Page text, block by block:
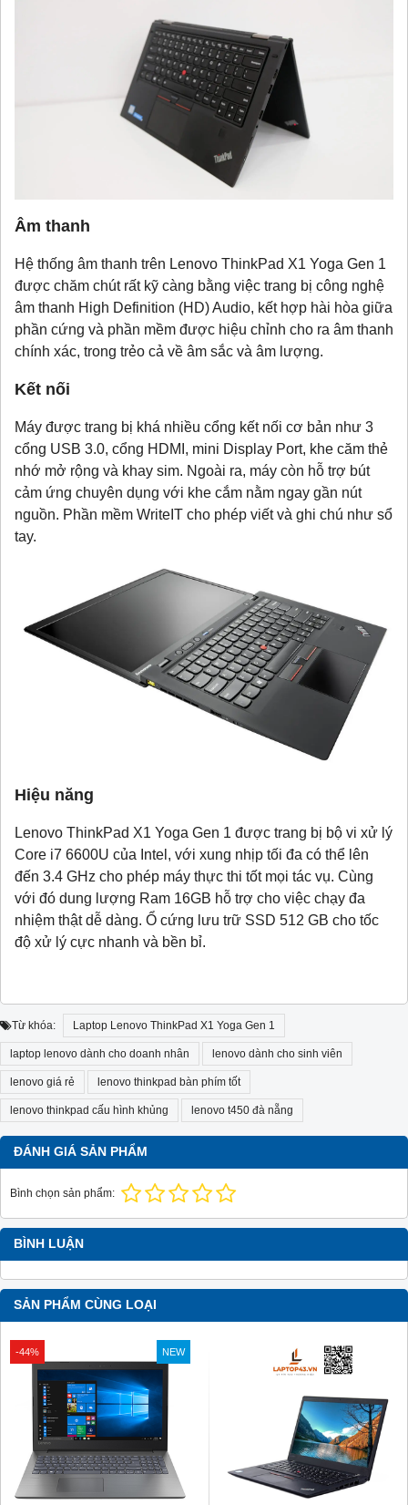
Âm thanh
Hệ thống âm thanh trên Lenovo ThinkPad X1 Yoga Gen 1
được chăm chút rất kỹ càng bằng việc trang bị công nghệ
âm thanh High Definition (HD) Audio, kết hợp hài hòa giữa
phần cứng và phần mềm được hiệu chỉnh cho ra âm thanh
chính xác, trong trẻo cả về âm sắc và âm lượng.
Kết nối
Máy được trang bị khá nhiều cổng kết nối cơ bản như 3
cổng USB 3.0, cổng HDMI, mini Display Port, khe căm thẻ
nhớ mở rộng và khay sim. Ngoài ra, máy còn hỗ trợ bút
cảm ứng chuyên dụng với khe cắm nằm ngay gần nút
nguồn. Phần mềm WriteIT cho phép viết và ghi chú như sổ
tay.
Hiệu năng
Lenovo ThinkPad X1 Yoga Gen 1 được trang bị bộ vi xử lý
Core i7 6600U của Intel, với xung nhịp tối đa có thể lên
đến 3.4 GHz cho phép máy thực thi tốt mọi tác vụ. Cùng
với đó dung lượng Ram 16GB hỗ trợ cho việc chạy đa
nhiệm thật dễ dàng. Ổ cứng lưu trữ SSD 512 GB cho tốc
độ xử lý cực nhanh và bền bỉ.
Từ khóa: Laptop Lenovo ThinkPad X1 Yoga Gen 1
laptop lenovo dành cho doanh nhân lenovo dành cho sinh viên
lenovo giá rẻ lenovo thinkpad bàn phím tốt
lenovo thinkpad cấu hình khủng lenovo t450 đà nẵng
ĐÁNH GIÁ SẢN PHẨM
Bình chọn sản phẩm:
BÌNH LUẬN
SẢN PHẨM CÙNG LOẠI
-44% NEW